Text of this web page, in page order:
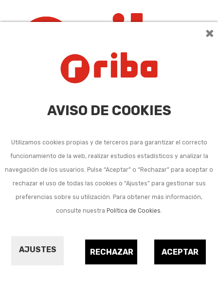
×
AVISO DE COOKIES
Utilizamos cookies propias y de terceros para garantizar el correcto
funcionamiento de la web, realizar estudios estadísticos y analizar la
navegación de los usuarios. Pulse “Aceptar” o “Rechazar” para aceptar o
rechazar el uso de todas las cookies o “Ajustes” para gestionar sus
preferencias sobre su utilización. Para obtener más información,
consulte nuestra Política de Cookies
AJUSTES ACEPTAR
RECHAZAR
Topómetros
Ordenar por: